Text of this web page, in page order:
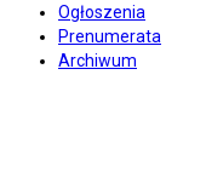
Ogłoszenia
Prenumerata
Archiwum